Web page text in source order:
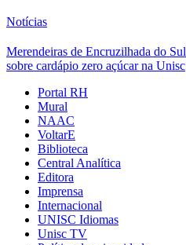
Notícias
Merendeiras de Encruzilhada do
sobre cardápio zero açúcar na Unisc
Portal RH
Mural
NAAC
VoltarE
Biblioteca
Central Analítica
Editora
Imprensa
Internacional
UNISC Idiomas
Unisc TV